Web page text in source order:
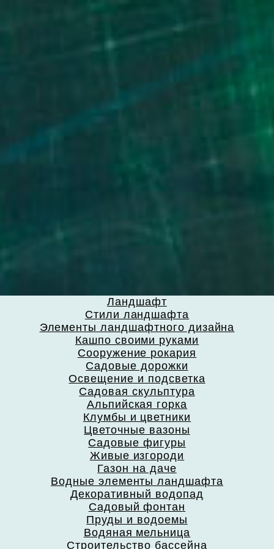
Ландшафт
Стили ландшафта
Элементы ландшафтного дизайна
Кашпо своими руками
Сооружение рокария
Садовые дорожки
Освещение и подсветка
Садовая скульптура
Альпийская горка
Клумбы и цветники
Цветочные вазоны
Садовые фигуры
Живые изгороди
Газон на даче
Водные элементы ландшафта
Декоративный водопад
Садовый фонтан
Пруды и водоемы
Водяная мельница
Строительство бассейна